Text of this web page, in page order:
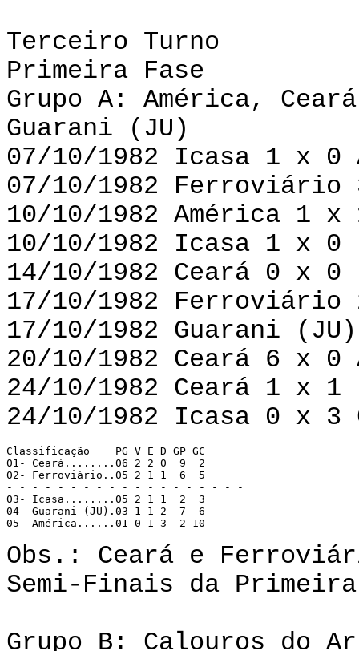
Terceiro Turno
Primeira Fase
Grupo A: América,
Guarani (JU)
07/10/1982 Icasa 1 x 0
07/10/1982 Ferroviário
10/10/1982 América 1
10/10/1982 Icasa 1 x
14/10/1982 Ceará 0 x 0
17/10/1982 Ferroviário
17/10/1982 Guarani
20/10/1982 Ceará 6 x 0
24/10/1982 Ceará 1 x
24/10/1982 Icasa 0 x 3
Classificação 	 PG V E D GP GC
01- Ceará........06 2 2 0  9  2
02- Ferroviário..05 2 1 1  6  5
- - - - - - - - - - - - - - - - - - -
03- Icasa........05 2 1 1  2  3
04- Guarani (JU).03 1 1 2  7  6
05- América......01 0 1 3  2 10
Obs.: Ceará e
Semi-Finais da
Grupo B: Calouros do